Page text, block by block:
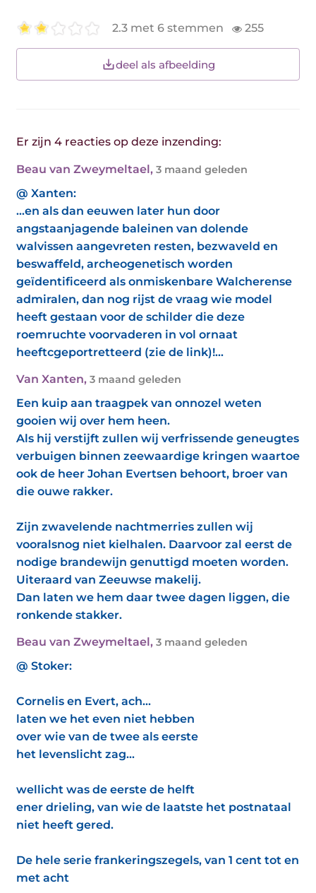
2.3 met 6 stemmen 255
deel als afbeelding
Er zijn 4 reacties op deze inzending:
Beau van Zweymeltael, 3 maand geleden
@ Xanten:
...en als dan eeuwen later hun door
angstaanjagende baleinen van dolende
walvissen aangevreten resten, bezwaveld en
beswaffeld, archeogenetisch worden
geïdentificeerd als onmiskenbare Walcherense
admiralen, dan nog rijst de vraag wie model
heeft gestaan voor de schilder die deze
roemruchte voorvaderen in vol ornaat
heeftcgeportretteerd (zie de link)!...
Van Xanten, 3 maand geleden
Een kuip aan traagpek van onnozel weten
gooien wij over hem heen.
Als hij verstijft zullen wij verfrissende geneugtes
verbuigen binnen zeewaardige kringen waartoe
ook de heer Johan Evertsen behoort, broer van
die ouwe rakker.
Zijn zwavelende nachtmerries zullen wij
vooralsnog niet kielhalen. Daarvoor zal eerst de
nodige brandewijn genuttigd moeten worden.
Uiteraard van Zeeuwse makelij.
Dan laten we hem daar twee dagen liggen, die
ronkende stakker.
Beau van Zweymeltael, 3 maand geleden
@ Stoker:
Cornelis en Evert, ach...
laten we het even niet hebben
over wie van de twee als eerste
het levenslicht zag...
wellicht was de eerste de helft
ener drieling, van wie de laatste het postnataal
niet heeft gered.
De hele serie frankeringszegels, van 1 cent tot en
met acht